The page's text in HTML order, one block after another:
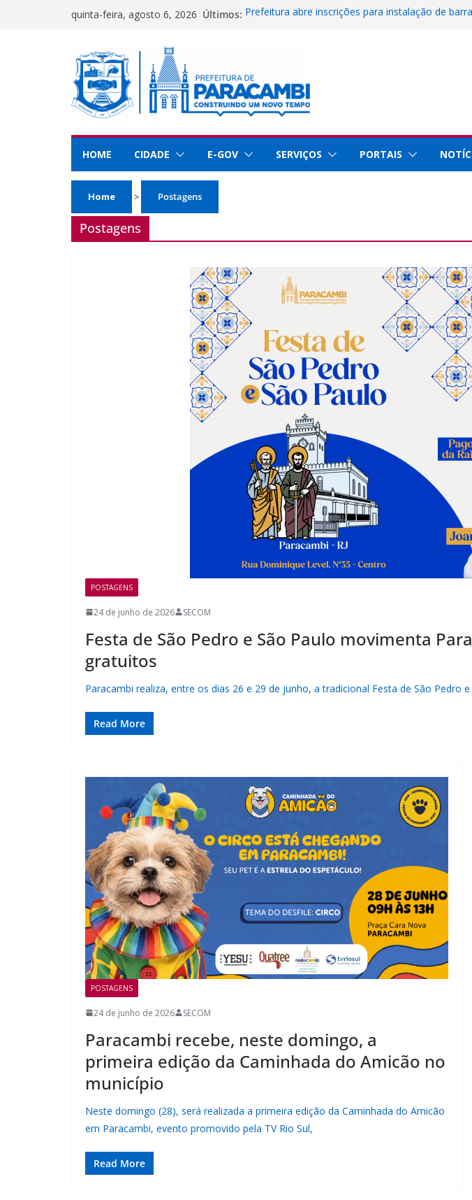
quinta-feira, agosto 6, 2026 Últimos: Prefeitura abre inscrições para instalação de
dedicação e serviços prestados à população
Paracambi é destaque internacional por
educação
implementar projeto esportivo no município
HOME
CIDADE E-GOV SERVIÇOS PORTAIS
Home > Postagens
Postagens
POSTAGENS
24 de junho de 2026 SECOM
Festa de São Pedro e São Paulo movimenta
gratuitos
Paracambi realiza, entre os dias 26 e 29 de junho, a tradicional Festa de São Pedro
Read More
POSTAGENS
24 de junho de 2026 SECOM
Paracambi recebe, neste domingo, a
primeira edição da Caminhada do Amicão no
município
Neste domingo (28), será realizada a primeira edição da Caminhada do Amicão
em Paracambi, evento promovido pela TV Rio Sul,
Read More